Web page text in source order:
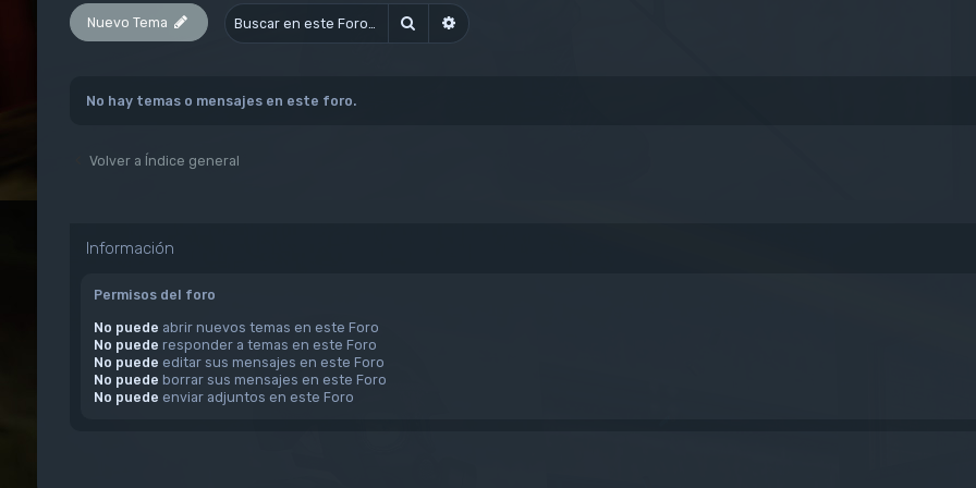
Nuevo Tema Buscar Búsqueda avanzada
No hay temas o mensajes en este foro.
Volver a Índice general
Información
Permisos del foro
No puede abrir nuevos temas en este Foro
No puede responder a temas en este Foro
No puede editar sus mensajes en este Foro
No puede borrar sus mensajes en este Foro
No puede enviar adjuntos en este Foro